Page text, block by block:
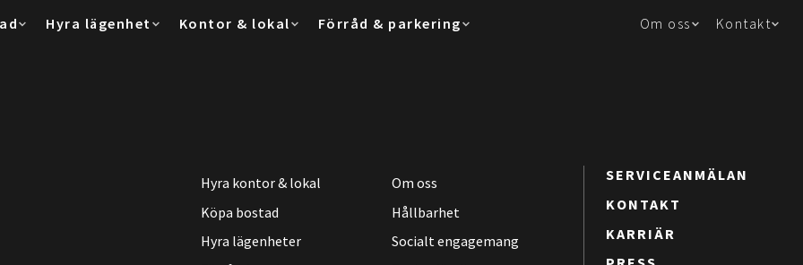
Hyra lägenhet Kontor & lokal Förråd & parkering Om oss Kontakt
Hyra kontor & lokal
Köpa bostad
Hyra lägenheter
Om oss
Hållbarhet
Socialt engagemang
SERVICEANMÄLAN
KONTAKT
KARRIÄR